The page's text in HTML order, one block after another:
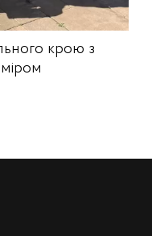
крою з